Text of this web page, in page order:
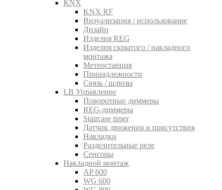
KNX
KNX RF
Визуализация / использование
Дизайн
Изделия REG
Изделия скрытого / накладного
монтажа
Метеостанция
Принадлежности
Связь / шлюзы
LB Управление
Поворотные диммеры
REG-диммеры
Staircase timer
Датчик движения и присутствия
Накладки
Разделительные реле
Сенсоры
Накладной монтаж
AP 600
WG 600